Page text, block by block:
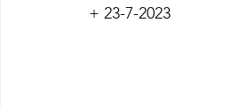
+ 23-7-2023